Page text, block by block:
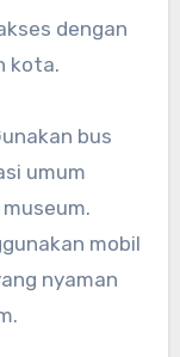
dengan
kota.
bus
umum
mobil
nyaman